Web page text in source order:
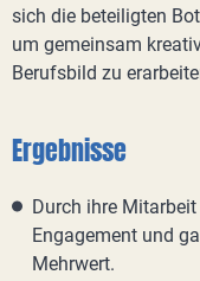
sich die beteiligten
um gemeinsam
Berufsbild zu
Ergebnisse
Durch ihre
Engagement und
Mehrwert.